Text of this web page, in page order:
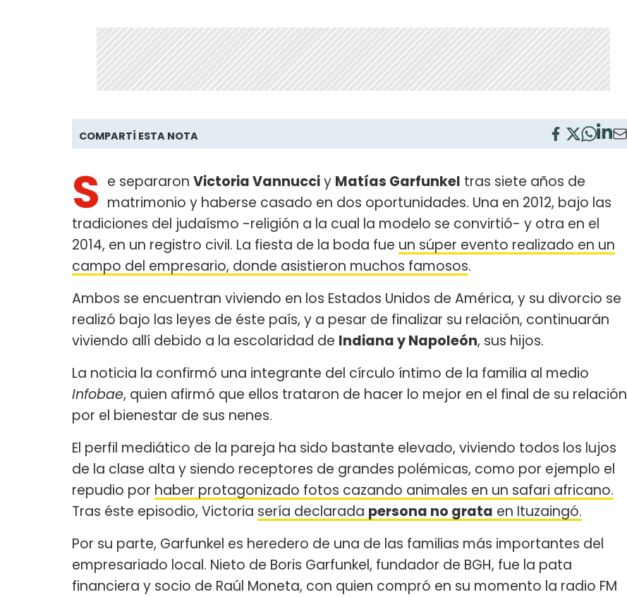
COMPARTÍ ESTA NOTA
S e separaron Victoria Vannucciy Matías Garfunkel tras siete años de
matrimonio y haberse casado en dos oportunidades. Una en 2012, bajo las
tradiciones del judaísmo -religión a la cual la modelo se convirtió- y otra en el
2014, en un registro civil. La fiesta de la boda fue un súper evento realizado en un
campo del empresario, donde asistieron muchos famosos.
Ambos se encuentran viviendo en los Estados Unidos de América, y su divorcio se
realizó bajo las leyes de éste país, y a pesar de finalizar su relación, continuarán
viviendo allí debido a la escolaridad de Indiana y Napoleón, sus hijos.
La noticia la confirmó una integrante del círculo íntimo de la familia al medio
Infobae, quien afirmó que ellos trataron de hacer lo mejor en el final de su relación
por el bienestar de sus nenes.
El perfil mediático de la pareja ha sido bastante elevado, viviendo todos los lujos
de la clase alta y siendo receptores de grandes polémicas, como por ejemplo el
repudio por haber protagonizado fotos cazando animales en un safari africano.
Tras éste episodio, Victoria sería declarada persona no grata en Ituzaingó.
Por su parte, Garfunkel es heredero de una de las familias más importantes del
empresariado local. Nieto de Boris Garfunkel, fundador de BGH, fue la pata
financiera y socio de Raúl Moneta, con quien compró en su momento la radio FM